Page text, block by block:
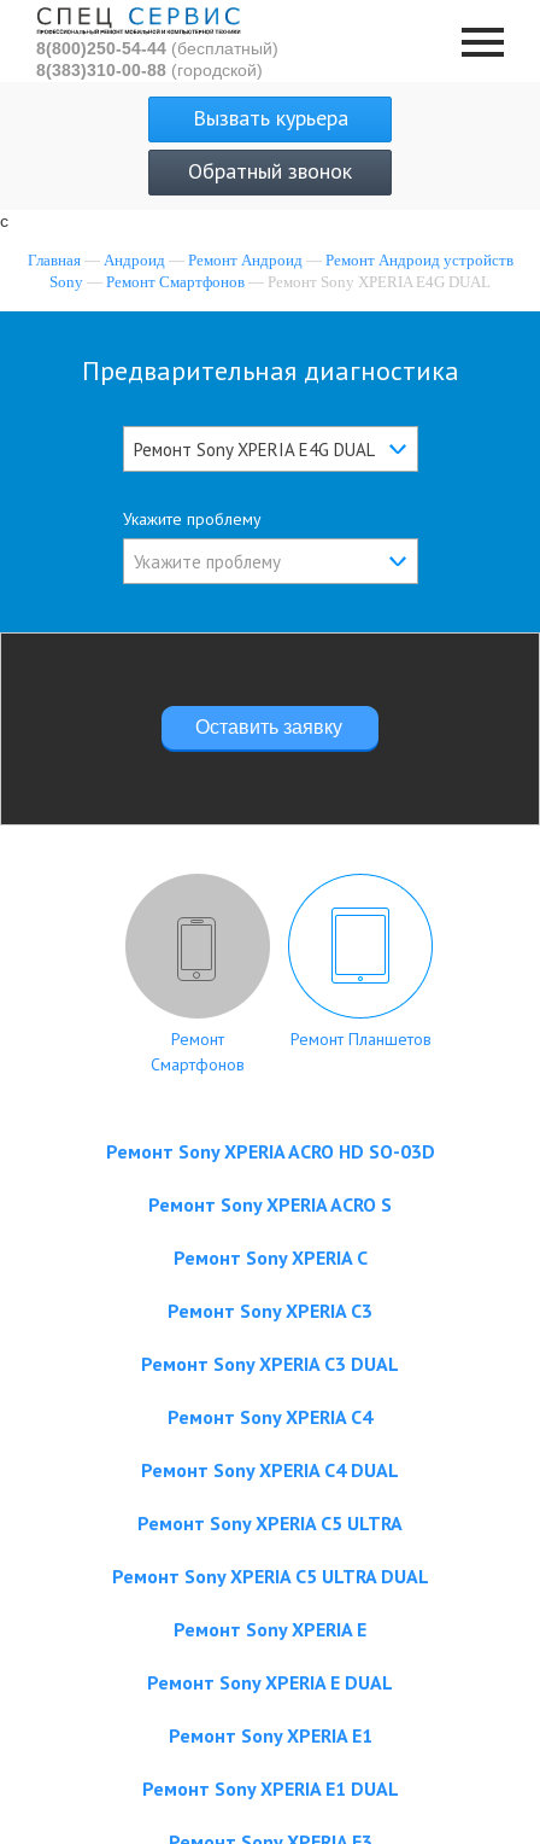
с
8(800)250-54-44 (бесплатный)
8(383)310-00-88 (городской)
Вызвать курьера
Обратный звонок
Главная— Андроид — Ремонт Андроид — Ремонт Андроид устройств
Sony — Ремонт Смартфонов — Ремонт Sony XPERIA E4G DUAL
Предварительная диагностика
Ремонт Sony XPERIA E4G DUAL
Укажите проблему
Укажите проблему
Оставить заявку
Ремонт
Смартфонов
Ремонт Планшетов
Ремонт Sony XPERIA ACRO HD SO-03D
Ремонт Sony XPERIA ACRO S
Ремонт Sony XPERIA C
Ремонт Sony XPERIA C3
Ремонт Sony XPERIA C3 DUAL
Ремонт Sony XPERIA C4
Ремонт Sony XPERIA C4 DUAL
Ремонт Sony XPERIA C5 ULTRA
Ремонт Sony XPERIA C5 ULTRA DUAL
Ремонт Sony XPERIA E
Ремонт Sony XPERIA E DUAL
Ремонт Sony XPERIA E1
Ремонт Sony XPERIA E1 DUAL